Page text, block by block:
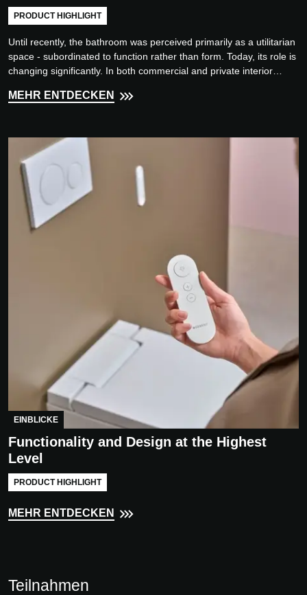
PRODUCT HIGHLIGHT
Until recently, the bathroom was perceived primarily as a utilitarian
space - subordinated to function rather than form. Today, its role is
changing significantly. In both commercial and private interior
architectural concept - a place where technology meets design,
MEHR ENTDECKEN
EINBLICKE
Functionality and Design at the Highest
Level
PRODUCT HIGHLIGHT
MEHR ENTDECKEN
Teilnahmen